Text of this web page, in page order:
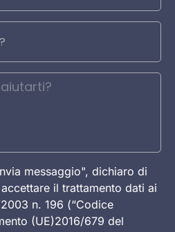
messaggio", dichiaro di
il trattamento dati ai
n. 196 (“Codice
(UE)2016/679 del